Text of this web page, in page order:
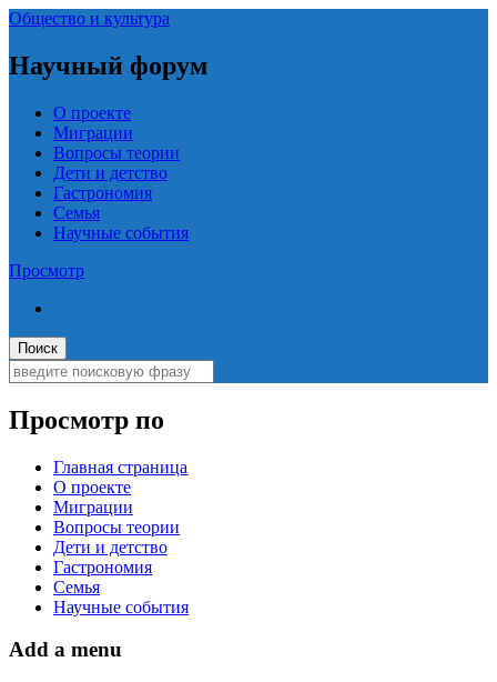
Общество и культура
Научный форум
О проекте
Миграции
Вопросы теории
Дети и детство
Гастрономия
Семья
Научные события
Просмотр
Просмотр по
Главная страница
О проекте
Миграции
Вопросы теории
Дети и детство
Гастрономия
Семья
Научные события
Add a menu